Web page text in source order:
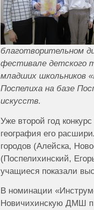
благотворительном
фестивале детского
младших школьников
Поспелиха на базе
искусств.
Уже второй год
география его
городов (Алейска,
(Поспелихинский,
учащиеся показали
В номинации
Новичихинскую ДМШ